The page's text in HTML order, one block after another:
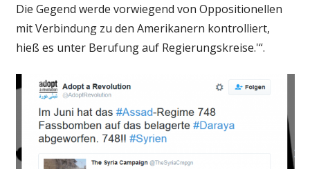
Die Gegend werde vorwiegend von Oppositionellen
mit Verbindung zu den Amerikanern kontrolliert,
hieß es unter Berufung auf Regierungskreise.'“.